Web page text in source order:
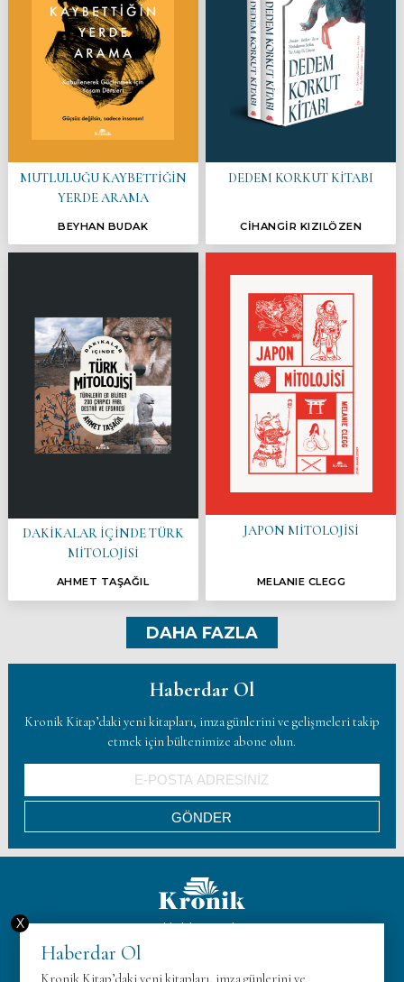
MUTLULUĞU KAYBETTİĞİN
YERDE ARAMA
BEYHAN BUDAK
DEDEM KORKUT KİTABI
CİHANGİR KIZILÖZEN
DAKİKALAR İÇİNDE TÜRK
MİTOLOJİSİ
AHMET TAŞAĞIL
JAPON MİTOLOJİSİ
MELANIE CLEGG
DAHA FAZLA
Haberdar Ol
Kronik Kitap’daki yeni kitapları, imza günlerini ve gelişmeleri takip
etmek için bültenimize abone olun.
Hakkımızda
Haberdar Ol
X